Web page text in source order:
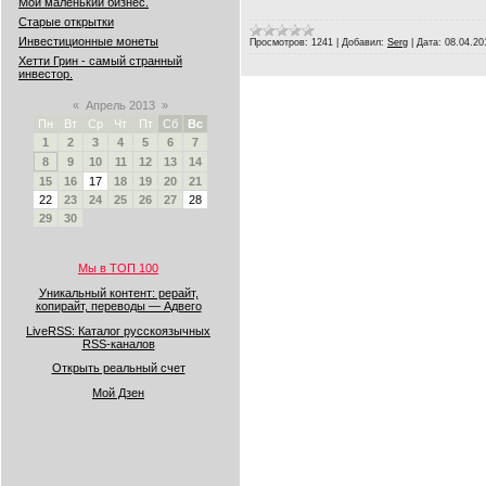
Старые открытки
Инвестиционные монеты
Хетти Грин - самый странный
инвестор.
« Апрель 2013 »
Пн
Вт Ср Чт Пт Сб
Вс
1
2 3 4 5 6
7
8
9 10 11 12 13
14
15
16 17 18 19 20
21
22
23 24 25 26 27
28
29
30
Мы в ТОП 100
Уникальный контент: рерайт,
копирайт, переводы — Адвего
LiveRSS: Каталог русскоязычных
RSS-каналов
Открыть реальный счет
Мой Дзен
Просмотров: 1241 Добавил: Serg Дата: